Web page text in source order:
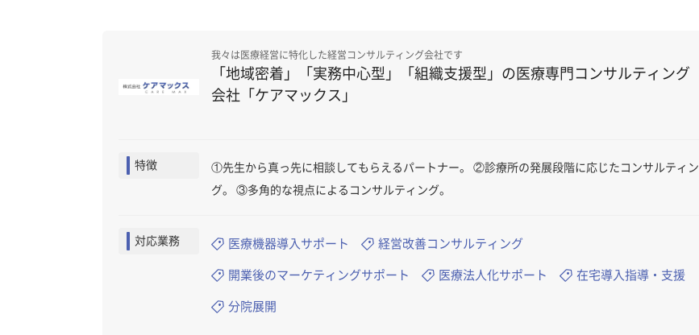
我々は医療経営に特化した経営コンサルティング会社です
「地域密着」「実務中心型」「組織支援型」の医療専門コンサルティング
会社「ケアマックス」
特徴
①先生から真っ先に相談してもらえるパートナー。 ②診療所の発展段階に応じたコンサルティン
グ。 ③多角的な視点によるコンサルティング。
対応業務 医療機器導入サポート 経営改善コンサルティング
開業後のマーケティングサポート 医療法人化サポート 在宅導入指導・支援
分院展開